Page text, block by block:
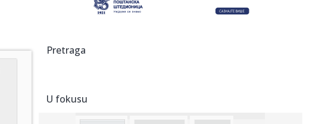
15:05:Бебе које одрастају са псима су ...
borbe: Ni...
15:04:
Pretraga
U fokusu